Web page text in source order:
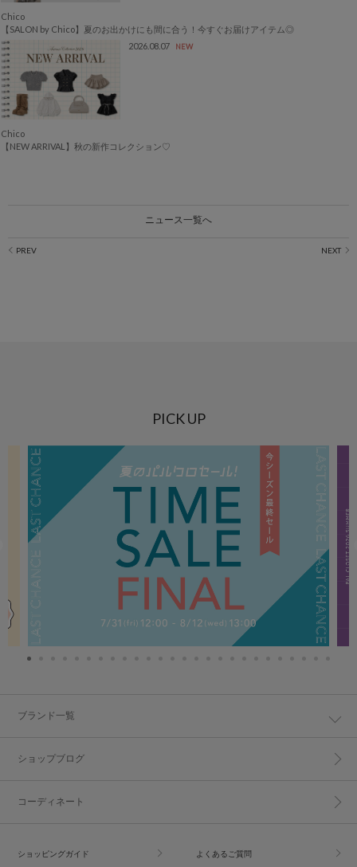
Chico
【SALON by Chico】夏のお出かけにも間に合う！今すぐお届けアイテム◎
2026.08.07
NEW
Chico
【NEW ARRIVAL】秋の新作コレクション♡
ニュース一覧へ
PICK UP
ブランド一覧
ショップブログ
コーディネート
ショッピングガイド よくあるご質問